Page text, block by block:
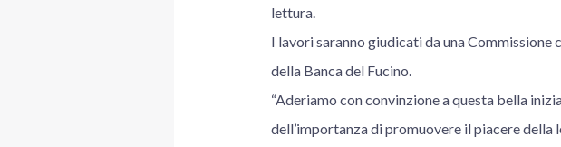
lettura.
I lavori saranno giudicati da una Commissione
della Banca del Fucino.
“Aderiamo con convinzione a questa bella
dell’importanza di promuovere il piacere